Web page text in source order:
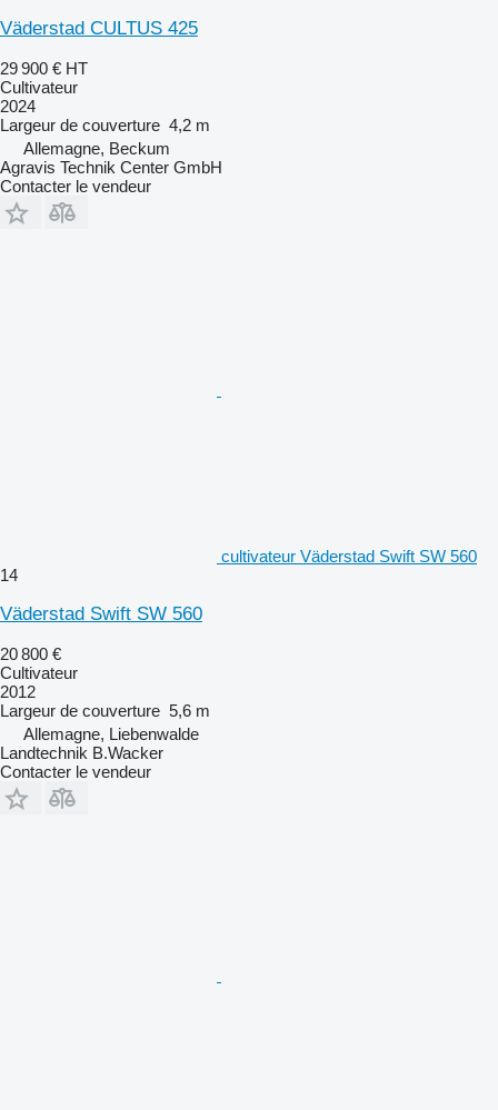
Väderstad CULTUS 425
29 900 € HT
Cultivateur
2024
Largeur de couverture 4,2 m
Allemagne, Beckum
Agravis Technik Center GmbH
Contacter le vendeur
cultivateur Väderstad Swift SW 560
14
Väderstad Swift SW 560
20 800 €
Cultivateur
2012
Largeur de couverture 5,6 m
Allemagne, Liebenwalde
Landtechnik B.Wacker
Contacter le vendeur